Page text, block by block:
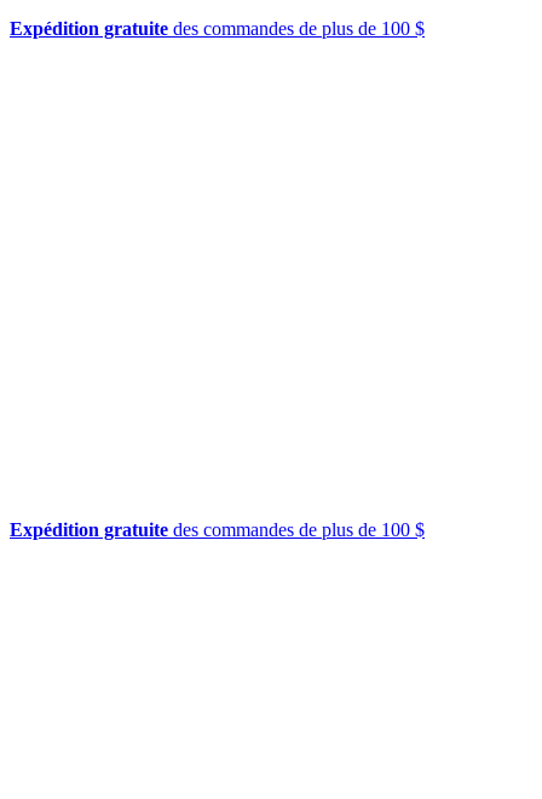
Expédition gratuite des commandes de plus de 100 $
Expédition gratuite des commandes de plus de 100 $